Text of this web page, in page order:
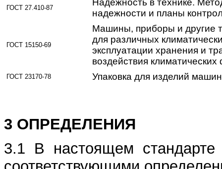
ГОСТ 27.410-87
Надежность в технике.
надежности и планы
ГОСТ 15150-69
Машины, приборы и другие
для различных
эксплуатации хранения и
воздействия
ГОСТ 23170-78 Упаковка для изделий
3 ОПРЕДЕЛЕНИЯ
3.1 В настоящем